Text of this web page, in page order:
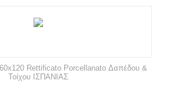
Rettificato Porcellanato Δαπέδου &
Τοίχου ΙΣΠΑΝΙΑΣ